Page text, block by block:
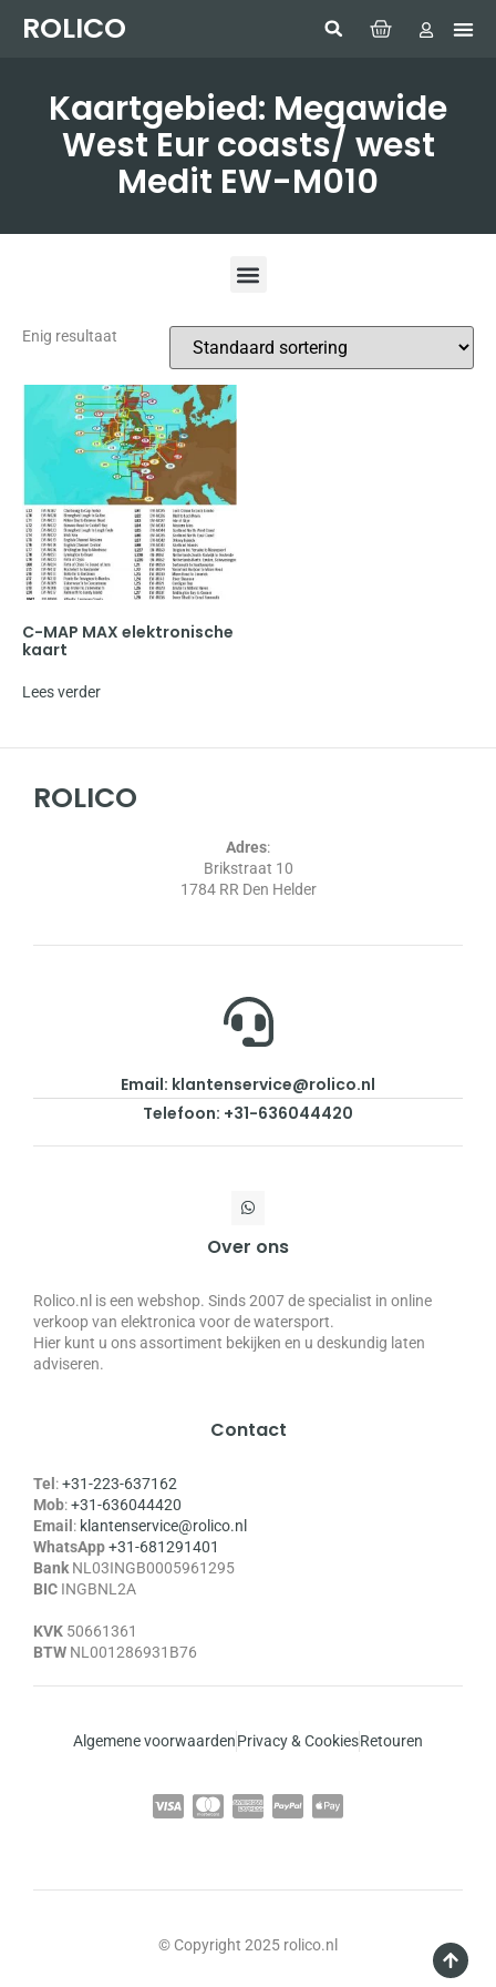
ROLICO
Kaartgebied: Megawide
West Eur coasts/ west
Medit EW-M010
Enig resultaat
C-MAP MAX elektronische
kaart
Lees verder
ROLICO
Adres:
Brikstraat 10
1784 RR Den Helder
Email: klantenservice@rolico.nl
Telefoon: +31-636044420
Over ons
Rolico.nl is een webshop. Sinds 2007 de specialist in online
verkoop van elektronica voor de watersport.
Hier kunt u ons assortiment bekijken en u deskundig laten
adviseren.
Contact
Tel :+31-223-637162
Mob:+31-636044420
Email : klantenservice@rolico.nl
WhatsApp+31-681291401
Bank NL03INGB0005961295
BIC INGBNL2A
KVK 50661361
BTW NL001286931B76
Algemene voorwaardenPrivacy & CookiesRetouren
© Copyright 2025 rolico.nl